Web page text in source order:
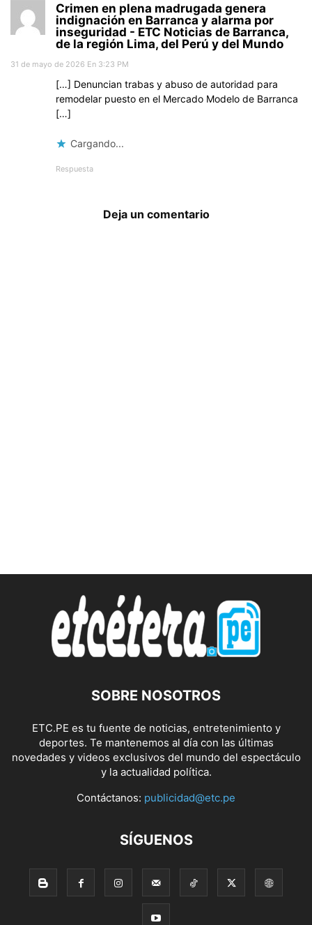
Crimen en plena madrugada genera
indignación en Barranca y alarma por
inseguridad - ETC Noticias de Barranca,
de la región Lima, del Perú y del Mundo
31 de mayo de 2026 En 3:23 PM
[…] Denuncian trabas y abuso de autoridad para
remodelar puesto en el Mercado Modelo de Barranca
[…]
Cargando...
Respuesta
Deja un comentario
SOBRE NOSOTROS
ETC.PE es tu fuente de noticias, entretenimiento y
deportes. Te mantenemos al día con las últimas
novedades y videos exclusivos del mundo del espectáculo
y la actualidad política.
Contáctanos: publicidad@etc.pe
SÍGUENOS